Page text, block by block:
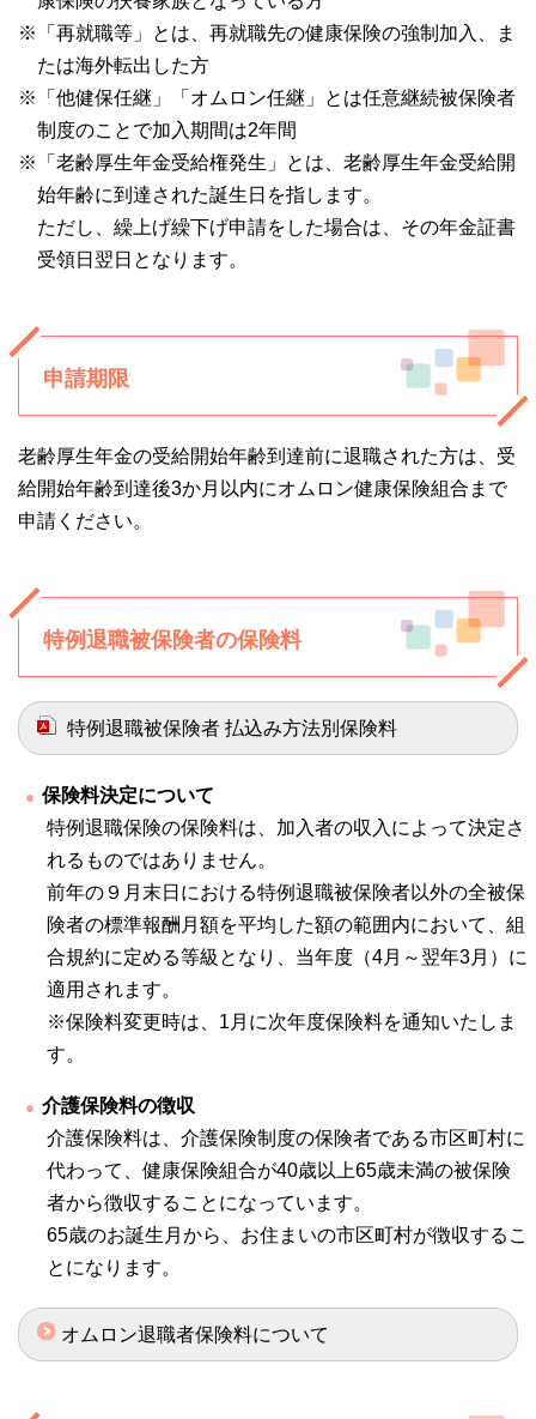
※「再就職等」とは、再就職先の健康保険の強制加入、ま
たは海外転出した方
※「他健保任継」「オムロン任継」とは任意継続被保険者
制度のことで加入期間は2年間
※「老齢厚生年金受給権発生」とは、老齢厚生年金受給開
始年齢に到達された誕生日を指します。
ただし、繰上げ繰下げ申請をした場合は、その年金証書
受領日翌日となります。
申請期限
老齢厚生年金の受給開始年齢到達前に退職された方は、受
給開始年齢到達後3か月以内にオムロン健康保険組合まで
申請ください。
特例退職被保険者の保険料
特例退職被保険者 払込み方法別保険料
保険料決定について
特例退職保険の保険料は、加入者の収入によって決定さ
れるものではありません。
前年の９月末日における特例退職被保険者以外の全被保
険者の標準報酬月額を平均した額の範囲内において、組
合規約に定める等級となり、当年度（4月～翌年3月）に
適用されます。
※保険料変更時は、1月に次年度保険料を通知いたしま
す。
介護保険料の徴収
介護保険料は、介護保険制度の保険者である市区町村に
代わって、健康保険組合が40歳以上65歳未満の被保険
者から徴収することになっています。
65歳のお誕生月から、お住まいの市区町村が徴収するこ
とになります。
オムロン退職者保険料について